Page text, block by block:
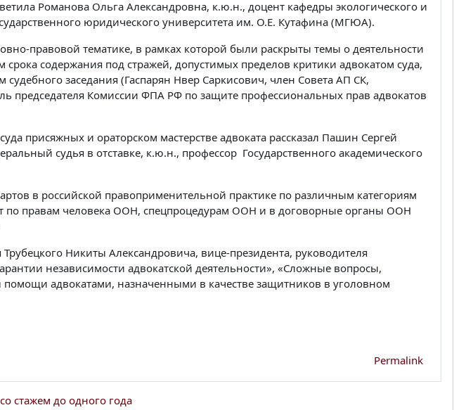
Романова Ольга Александровна, к.ю.н., доцент кафедры экологического и
юридического университета им. О.Е. Кутафина (МГЮА).
правовой тематике, в рамках которой были раскрыты темы о деятельности
содержания под стражей, допустимых пределов критики адвокатом суда,
заседания (Гаспарян Нвер Саркисович, член Совета АП СК,
председателя Комиссии ФПА РФ по защите профессиональных прав адвокатов
присяжных и ораторском мастерстве адвоката рассказал Пашин Сергей
судья в отставке, к.ю.н., профессор Государственного академического
в российской правоприменительной практике по различным категориям
по правам человека ООН, спецпроцедурам ООН и в договорные органы ООН
Никиты Александровича, вице-президента, руководителя
независимости адвокатской деятельности», «Сложные вопросы,
адвокатами, назначенными в качестве защитников в уголовном
Permalink
стажем до одного года